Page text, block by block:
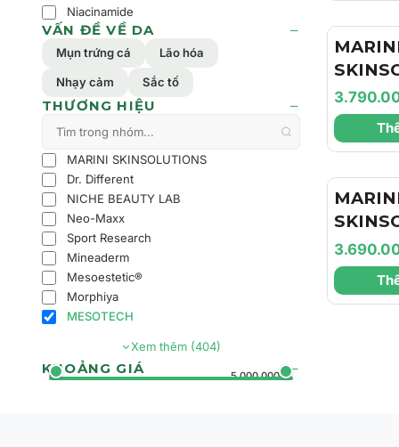
Niacinamide
VẤN ĐỀ VỀ DA
Mụn trứng cá Lão hóa
Nhạy cảm Sắc tố
THƯƠNG HIỆU
MARINI SKINSOLUTIONS
Dr. Different
NICHE BEAUTY LAB
Neo-Maxx
Sport Research
Mineaderm
Mesoestetic®
Morphiya
MESOTECH
Xem thêm (404)
KHOẢNG GIÁ
0đ 5.000.000đ+
Cream
Dưỡng
Căng
Marini
Face
Chất